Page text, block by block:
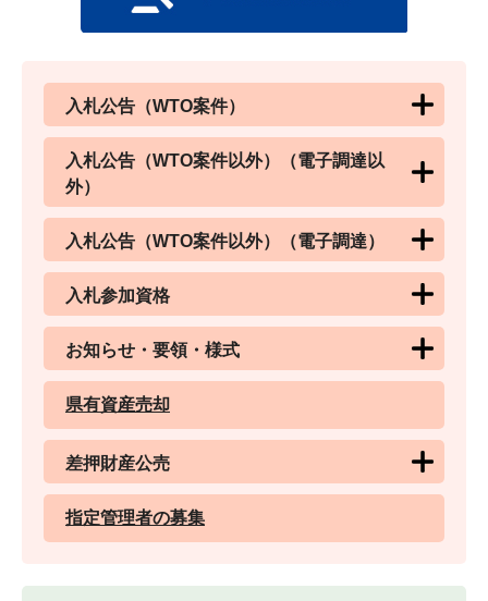
入札公告（WTO案件）
入札公告（WTO案件以外）（電子調達以
外）
入札公告（WTO案件以外）（電子調達）
入札参加資格
お知らせ・要領・様式
県有資産売却
差押財産公売
指定管理者の募集